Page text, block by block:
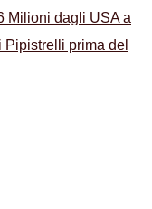
Milioni dagli USA a
prima del